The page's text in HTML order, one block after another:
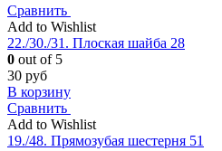
Сравнить
Add to Wishlist
22./30./31. Плоская шайба 28
0 out of 5
30 руб
В корзину
Сравнить
Add to Wishlist
19./48. Прямозубая шестерня 51